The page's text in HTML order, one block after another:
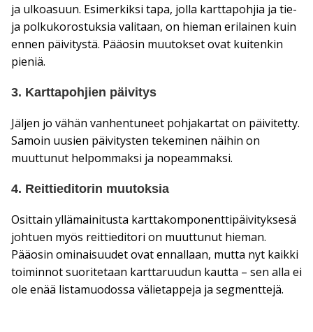
ja ulkoasuun. Esimerkiksi tapa, jolla karttapohjia ja tie-
ja polkukorostuksia valitaan, on hieman erilainen kuin
ennen päivitystä. Pääosin muutokset ovat kuitenkin
pieniä.
3. Karttapohjien päivitys
Jäljen jo vähän vanhentuneet pohjakartat on päivitetty.
Samoin uusien päivitysten tekeminen näihin on
muuttunut helpommaksi ja nopeammaksi.
4. Reittieditorin muutoksia
Osittain yllämainitusta karttakomponenttipäivityksesä
johtuen myös reittieditori on muuttunut hieman.
Pääosin ominaisuudet ovat ennallaan, mutta nyt kaikki
toiminnot suoritetaan karttaruudun kautta – sen alla ei
ole enää listamuodossa välietappeja ja segmenttejä.